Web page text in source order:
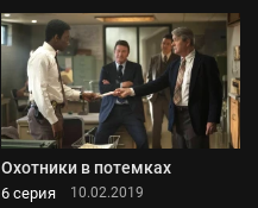
Охотники в потемках
6 серия 10.02.2019